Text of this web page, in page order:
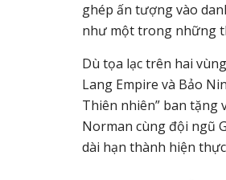
ghép ấn tượng vào
như một trong những
Dù tọa lạc trên hai
Lang Empire và Bảo
Thiên nhiên” ban tặng
Norman cùng đội ngũ
dài hạn thành hiện